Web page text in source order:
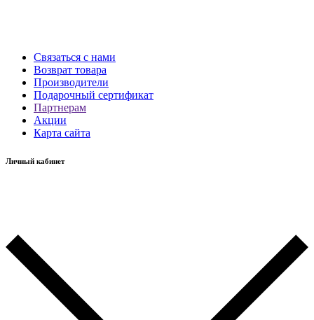
Связаться с нами
Возврат товара
Производители
Подарочный сертификат
Партнерам
Акции
Карта сайта
Личный кабинет